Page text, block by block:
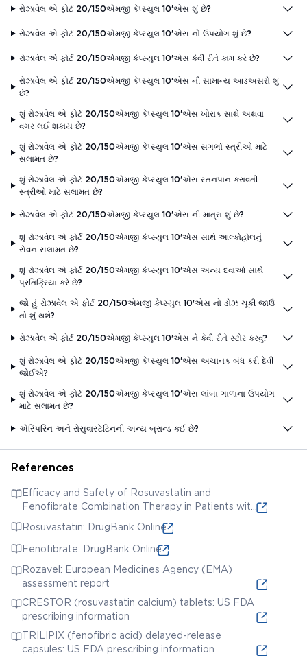
રોઝાવેલ એ ફોર્ટ 20/150એમજી કેપ્સ્યુલ 10'એસ શું છે?
રોઝાવેલ એ ફોર્ટ 20/150એમજી કેપ્સ્યુલ 10'એસ નો ઉપયોગ શું છે?
રોઝાવેલ એ ફોર્ટ 20/150એમજી કેપ્સ્યુલ 10'એસ કેવી રીતે કામ કરે છે?
રોઝાવેલ એ ફોર્ટ 20/150એમજી કેપ્સ્યુલ 10'એસ ની સામાન્ય આડઅસરો શું
છે?
શું રોઝાવેલ એ ફોર્ટ 20/150એમજી કેપ્સ્યુલ 10'એસ ખોરાક સાથે અથવા
વગર લઈ શકાય છે?
શું રોઝાવેલ એ ફોર્ટ 20/150એમજી કેપ્સ્યુલ 10'એસ સગર્ભા સ્ત્રીઓ માટે
સલામત છે?
શું રોઝાવેલ એ ફોર્ટ 20/150એમજી કેપ્સ્યુલ 10'એસ સ્તનપાન કરાવતી
સ્ત્રીઓ માટે સલામત છે?
રોઝાવેલ એ ફોર્ટ 20/150એમજી કેપ્સ્યુલ 10'એસ ની માત્રા શું છે?
શું રોઝાવેલ એ ફોર્ટ 20/150એમજી કેપ્સ્યુલ 10'એસ સાથે આલ્કોહોલનું
સેવન સલામત છે?
શું રોઝાવેલ એ ફોર્ટ 20/150એમજી કેપ્સ્યુલ 10'એસ અન્ય દવાઓ સાથે
પ્રતિક્રિયા કરે છે?
જો હું રોઝાવેલ એ ફોર્ટ 20/150એમજી કેપ્સ્યુલ 10'એસ નો ડોઝ ચૂકી જાઉં
તો શું થશે?
રોઝાવેલ એ ફોર્ટ 20/150એમજી કેપ્સ્યુલ 10'એસ ને કેવી રીતે સ્ટોર કરવું?
શું રોઝાવેલ એ ફોર્ટ 20/150એમજી કેપ્સ્યુલ 10'એસ અચાનક બંધ કરી દેવી
જોઈએ?
શું રોઝાવેલ એ ફોર્ટ 20/150એમજી કેપ્સ્યુલ 10'એસ લાંબા ગાળાના ઉપયોગ
માટે સલામત છે?
એસ્પિરિન અને રોસુવાસ્ટેટિનની અન્ય બ્રાન્ડ કઈ છે?
References
Efficacy and Safety of Rosuvastatin and
Fenofibrate Combination Therapy in Patients with
Meta-Analysis
Rosuvastatin: DrugBank Online
Fenofibrate: DrugBank Online
Rozavel: European Medicines Agency (EMA)
assessment report
CRESTOR (rosuvastatin calcium) tablets: US FDA
prescribing information
TRILIPIX (fenofibric acid) delayed-release
capsules: US FDA prescribing information